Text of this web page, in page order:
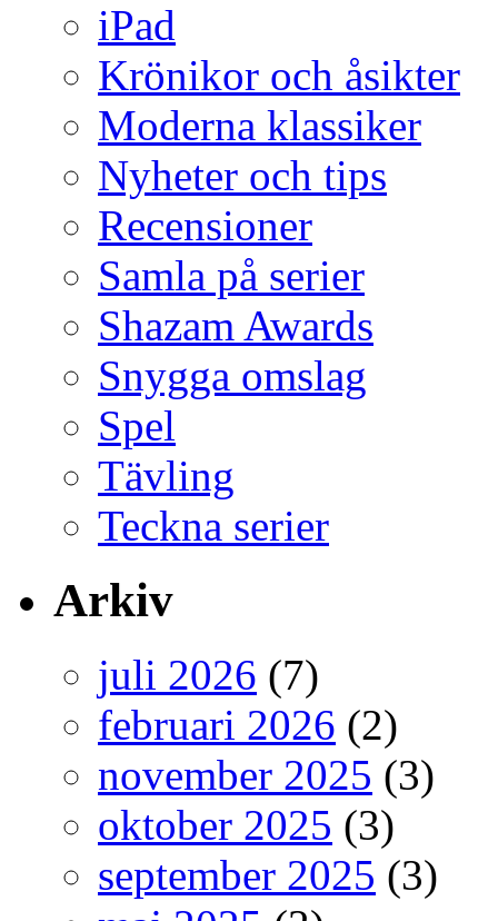
iPad
Krönikor och åsikter
Moderna klassiker
Nyheter och tips
Recensioner
Samla på serier
Shazam Awards
Snygga omslag
Spel
Tävling
Teckna serier
Arkiv
juli 2026 (7)
februari 2026 (2)
november 2025 (3)
oktober 2025 (3)
september 2025 (3)